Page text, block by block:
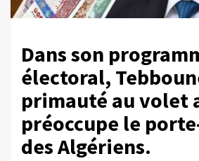
Dans son
électoral,
primauté au volet
préoccupe le
des Algériens.